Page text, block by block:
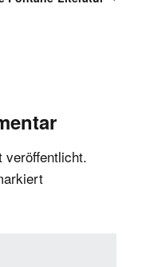
veröffentlicht.